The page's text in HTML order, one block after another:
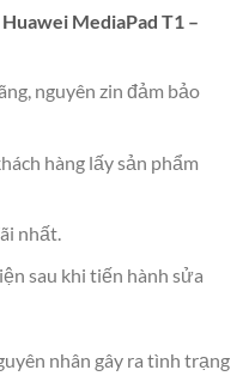
MediaPad T1 –
nguyên zin đảm bảo
hàng lấy sản phẩm
nhất.
sau khi tiến hành sửa
nhân gây ra tình trạng